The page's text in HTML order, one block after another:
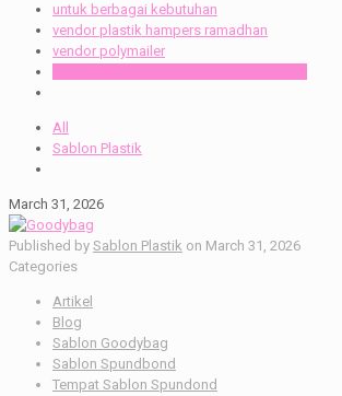
untuk berbagai kebutuhan
vendor plastik hampers ramadhan
vendor polymailer
All
Sablon Plastik
March 31, 2026
Published by Sablon Plastik on March 31, 2026
Categories
Artikel
Blog
Sablon Goodybag
Sablon Spundbond
Tempat Sablon Spundond